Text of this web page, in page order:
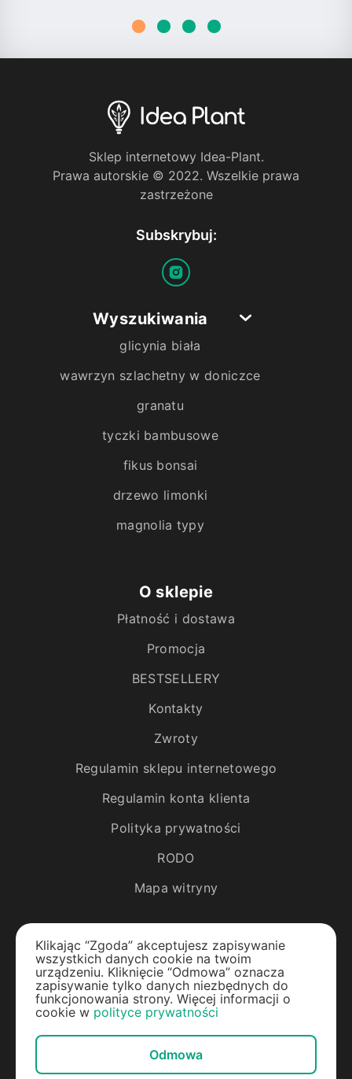
Sklep internetowy Idea-Plant.
Prawa autorskie © 2022. Wszelkie prawa
zastrzeżone
Subskrybuj:
Wyszukiwania
glicynia biała
wawrzyn szlachetny w doniczce
granatu
tyczki bambusowe
fikus bonsai
drzewo limonki
magnolia typy
O sklepie
Płatność i dostawa
Promocja
BESTSELLERY
Kontakty
Zwroty
Regulamin sklepu internetowego
Regulamin konta klienta
Polityka prywatności
RODO
Mapa witryny
Katalog
Rośliny egzotyczne
Drzewa owocowe
Rośliny ozdobne
Klikając “Zgoda” akceptujesz zapisywanie
wszystkich danych cookie na twoim
urządzeniu. Kliknięcie “Odmowa” oznacza
zapisywanie tylko danych niezbędnych do
funkcjonowania strony. Więcej informacji o
cookie w polityce prywatności
Odmowa